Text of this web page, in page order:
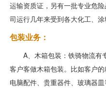
运输资质证，另有一批专业危
司运行几年来受到各大化工、涂
包装业务：
A、木箱包装：铁骑物流有
客户客做木箱包装。比如客户的
电脑配件、贵重器件、玻璃器